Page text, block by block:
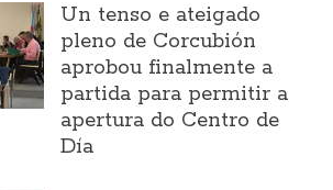
Un tenso e ateigado
pleno de Corcubión
aprobou finalmente a
partida para permitir a
apertura do Centro de
Día